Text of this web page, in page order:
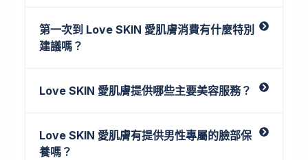
第一次到 Love SKIN 愛肌膚消費有什麼特別
建議嗎？
Love SKIN 愛肌膚提供哪些主要美容服務？
Love SKIN 愛肌膚有提供男性專屬的臉部保
養嗎？